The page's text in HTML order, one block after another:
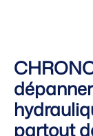
partout